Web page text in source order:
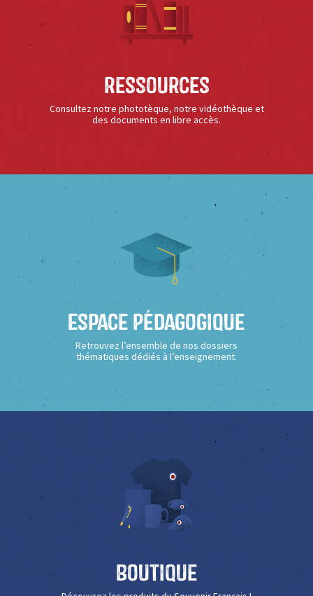
Ressources
Consultez notre phototèque, notre vidéothèque et
des documents en libre accès.
Espace Pédagogique
Retrouvez l’ensemble de nos dossiers
thématiques dédiés à l’enseignement.
Boutique